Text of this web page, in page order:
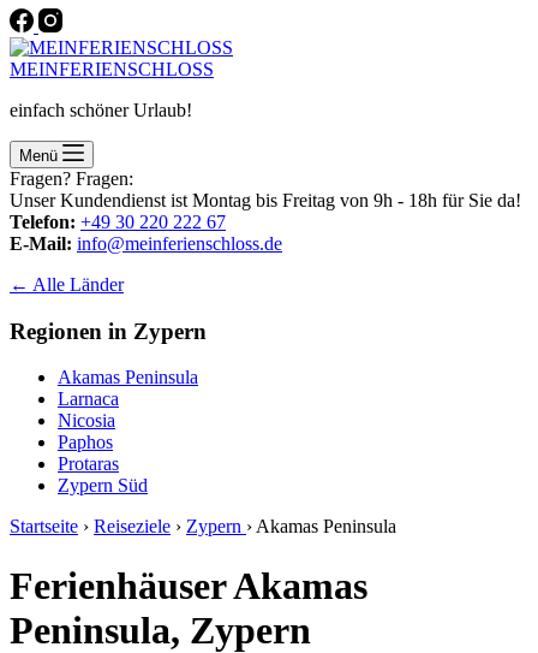
MEINFERIENSCHLOSS
einfach schöner Urlaub!
Menü
Fragen? Fragen:
Unser Kundendienst ist Montag bis Freitag von 9h - 18h für Sie da!
Telefon: +49 30 220 222 67
E-Mail: info@meinferienschloss.de
← Alle Länder
Regionen in Zypern
Akamas Peninsula
Larnaca
Nicosia
Paphos
Protaras
Zypern Süd
Startseite › Reiseziele › Zypern ›Akamas Peninsula
Ferienhäuser Akamas
Peninsula, Zypern